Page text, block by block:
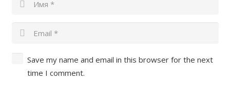
Save my name and email in this browser for the next
time I comment.